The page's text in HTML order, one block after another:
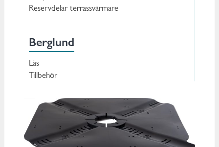
Reservdelar terrassvärmare
Berglund
Lås
Tillbehör